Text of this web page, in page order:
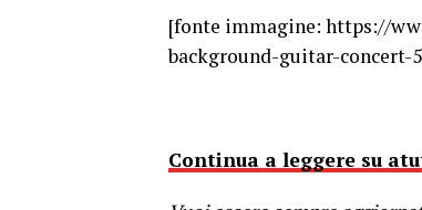
[fonte immagine: https://
background-guitar-concert-
Continua a leggere su